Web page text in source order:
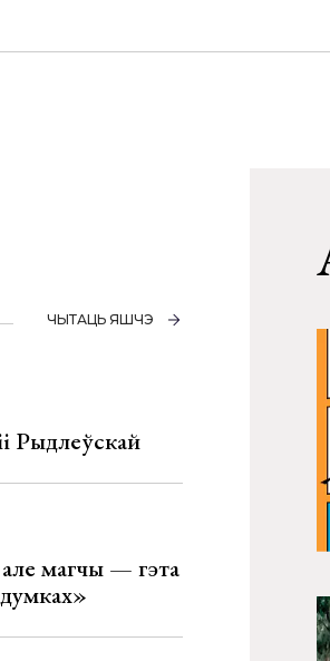
ЧЫТАЦЬ ЯШЧЭ
Рыдлеўскай
магчы — гэта